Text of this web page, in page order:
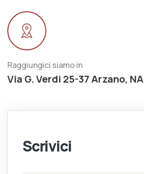
Raggiungici siamo in
Via G. Verdi 25-37 Arzano, NA
Scrivici